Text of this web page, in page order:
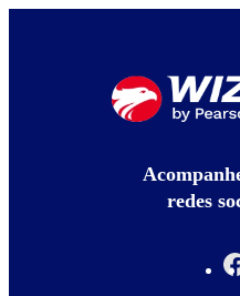
redes